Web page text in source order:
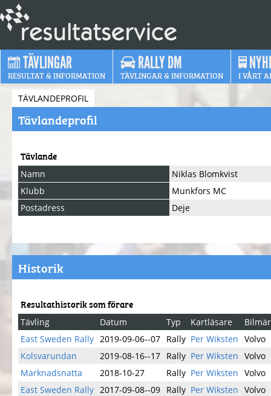
TÄVLINGAR
RESULTAT & INFORMATION
RALLY DM
TÄVLINGAR & INFORMATION I VÅRT
TÄVLANDEPROFIL
Tävlandeprofil
Tävlande
Namn
Niklas Blomkvist
Klubb
Munkfors MC
Postadress
Deje
Historik
Resultathistorik som förare
Tävling Datum Typ Kartläsare
East Sweden Rally 2019-09-06--07 Rally Per Wiksten Volvo
Kolsvarundan
2019-08-16--17 Rally Per Wiksten Volvo
Marknadsnatta
2018-10-27 Rally Per Wiksten Volvo
East Sweden Rally 2017-09-08--09 Rally Per Wiksten Volvo